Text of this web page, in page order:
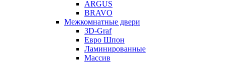
ARGUS
BRAVO
Межкомнатные двери
3D-Graf
Евро Шпон
Ламинированные
Массив